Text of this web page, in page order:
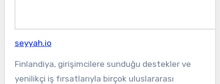
seyyah.io
Finlandiya, girişimcilere sunduğu destekler ve
yenilikçi iş fırsatlarıyla birçok uluslararası